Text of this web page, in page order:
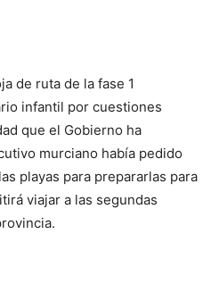
de ruta de la fase 1
infantil por cuestiones
que el Gobierno ha
murciano había pedido
playas para prepararlas para
viajar a las segundas